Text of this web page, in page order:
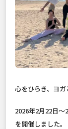
心をひらき、ヨガ
2026年2月22日
を開催しました。